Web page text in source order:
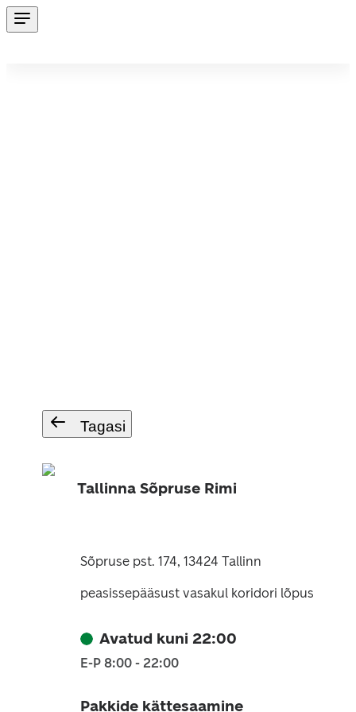
Tagasi
Tallinna Sõpruse Rimi
Sõpruse pst. 174, 13424 Tallinn
peasissepääsust vasakul koridori lõpus
Avatud kuni 22:00
E-P 8:00 - 22:00
Pakkide kättesaamine